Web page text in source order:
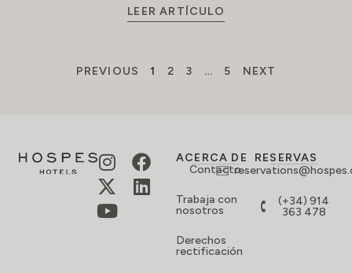
LEER ARTÍCULO
PREVIOUS 1 2 3 … 5 NEXT
ACERCA DE
Contacto
Trabaja con
nosotros
Derechos
rectificación
RESERVAS
(+34) 914
363 478